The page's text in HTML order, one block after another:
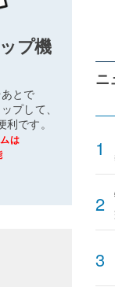
プ機
とで
プして、
です。
は
ニ